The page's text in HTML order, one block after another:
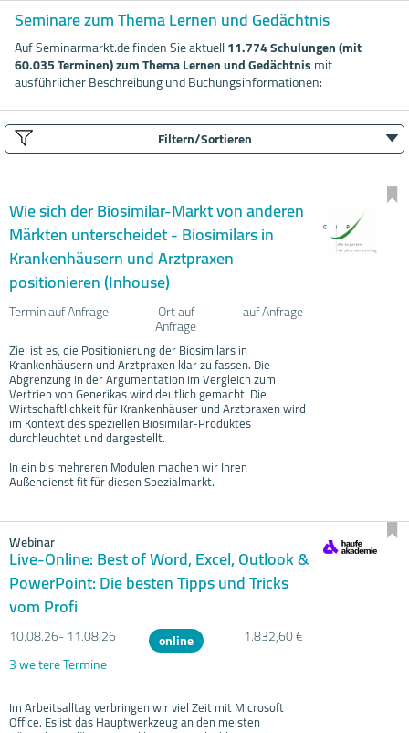
Seminare zum Thema Lernen und Gedächtnis
Auf Seminarmarkt.de finden Sie aktuell11.774 Schulungen (mit
60.035 Terminen) zum Thema Lernen und Gedächtnismit
ausführlicher Beschreibung und Buchungsinformationen:
Filtern/Sortieren
Wie sich der Biosimilar-Markt von anderen
Märkten unterscheidet - Biosimilars in
Krankenhäusern und Arztpraxen
positionieren (Inhouse)
Termin auf Anfrage Ort auf
Anfrage
auf Anfrage
Ziel ist es, die Positionierung der Biosimilars in
Krankenhäusern und Arztpraxen klar zu fassen. Die
Abgrenzung in der Argumentation im Vergleich zum
Vertrieb von Generikas wird deutlich gemacht. Die
Wirtschaftlichkeit für Krankenhäuser und Arztpraxen wird
im Kontext des speziellen Biosimilar-Produktes
durchleuchtet und dargestellt.
In ein bis mehreren Modulen machen wir Ihren
Außendienst fit für diesen Spezialmarkt.
Webinar
Live-Online: Best of Word, Excel, Outlook &
PowerPoint: Die besten Tipps und Tricks
vom Profi
10.08.26- 11.08.26 online
1.832,60 €
3 weitere Termine
Im Arbeitsalltag verbringen wir viel Zeit mit Microsoft
Office. Es ist das Hauptwerkzeug an den meisten